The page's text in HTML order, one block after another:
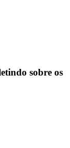
sobre os